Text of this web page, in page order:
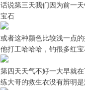
话说第三天我们因为前一
宝石
或者这种颜色比较浅一点
他打工哈哈哈，钓很多红
第四天天气不好一大早就
练大哥的救生衣没有辨明